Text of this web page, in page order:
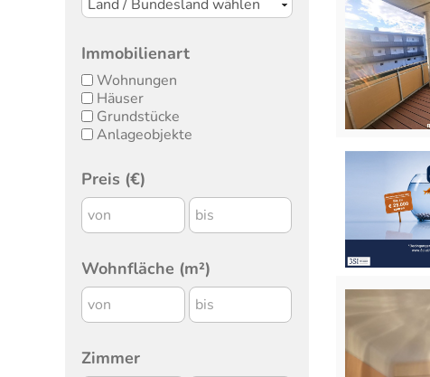
Immobilienart
Wohnungen
Häuser
Grundstücke
Anlageobjekte
Preis (€)
Wohnfläche (m²)
Zimmer